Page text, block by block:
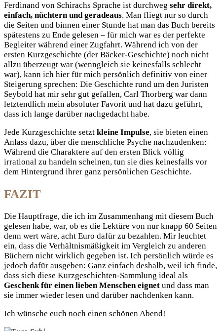
Ferdinand von Schirachs Sprache ist durchweg sehr direkt,
einfach, nüchtern und geradeaus. Man fliegt nur so durch
die Seiten und binnen einer Stunde hat man das Buch bereits
spätestens zu Ende gelesen – für mich war es der perfekte
Begleiter während einer Zugfahrt. Während ich von der
ersten Kurzgeschichte (der Bäcker-Geschichte) noch nicht
allzu überzeugt war (wenngleich sie keinesfalls schlecht
war), kann ich hier für mich persönlich definitiv von einer
Steigerung sprechen: Die Geschichte rund um den Juristen
Seybold hat mir sehr gut gefallen, Carl Thorberg war dann
letztendlich mein absoluter Favorit und hat dazu geführt,
dass ich lange darüber nachgedacht habe.
Jede Kurzgeschichte setzt kleine Impulse, sie bieten einen
Anlass dazu, über die menschliche Psyche nachzudenken:
Während die Charaktere auf den ersten Blick völlig
irrational zu handeln scheinen, tun sie dies keinesfalls vor
dem Hintergrund ihrer ganz persönlichen Geschichte.
FAZIT
Die Hauptfrage, die ich im Zusammenhang mit diesem Buch
gelesen habe, war, ob es die Lektüre von nur knapp 60 Seiten
denn wert wäre, acht Euro dafür zu bezahlen. Mir leuchtet
ein, dass die Verhältnismäßigkeit im Vergleich zu anderen
Büchern nicht wirklich gegeben ist. Ich persönlich würde es
jedoch dafür ausgeben: Ganz einfach deshalb, weil ich finde,
dass sich diese Kurzgeschichten-Sammlung ideal als
Geschenk für einen lieben Menschen eignet und dass man
sie immer wieder lesen und darüber nachdenken kann.
Ich wünsche euch noch einen schönen Abend!